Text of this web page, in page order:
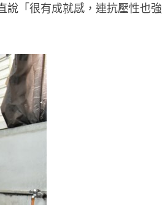
說「很有成就感，連抗壓性也強